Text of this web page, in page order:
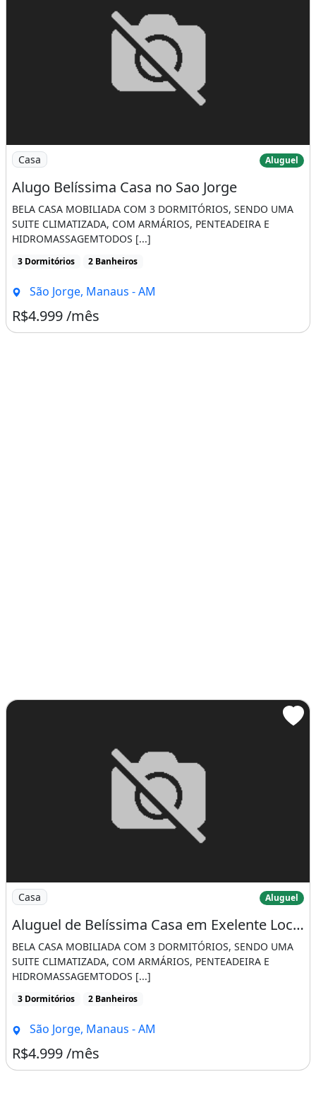
Imagem: Alugo Belíssima Casa no Sao Jorge
Casa Aluguel
Alugo Belíssima Casa no Sao Jorge
BELA CASA MOBILIADA COM 3 DORMITÓRIOS, SENDO UMA
SUITE CLIMATIZADA, COM ARMÁRIOS, PENTEADEIRA E
HIDROMASSAGEMTODOS [...]
3 Dormitórios 2 Banheiros
São Jorge, Manaus - AM
R$4.999 /mês
Imagem: Aluguel de Belíssima Casa em Exelente
Casa Aluguel
Aluguel de Belíssima Casa em Exelente Localização
BELA CASA MOBILIADA COM 3 DORMITÓRIOS, SENDO UMA
SUITE CLIMATIZADA, COM ARMÁRIOS, PENTEADEIRA E
HIDROMASSAGEMTODOS [...]
3 Dormitórios 2 Banheiros
São Jorge, Manaus - AM
R$4.999 /mês